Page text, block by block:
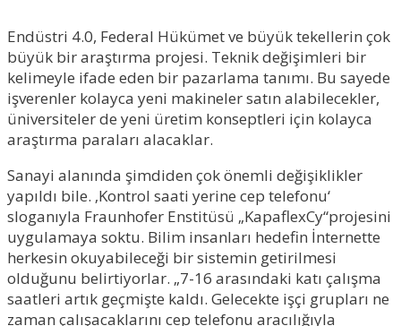
Endüstri 4.0, Federal Hükümet ve büyük tekellerin çok
büyük bir araştırma projesi. Teknik değişimleri bir
kelimeyle ifade eden bir pazarlama tanımı. Bu sayede
işverenler kolayca yeni makineler satın alabilecekler,
üniversiteler de yeni üretim konseptleri için kolayca
araştırma paraları alacaklar.
Sanayi alanında şimdiden çok önemli değişiklikler
yapıldı bile. ‚Kontrol saati yerine cep telefonu‘
sloganıyla Fraunhofer Enstitüsü „KapaflexCy“projesini
uygulamaya soktu. Bilim insanları hedefin İnternette
herkesin okuyabileceği bir sistemin getirilmesi
olduğunu belirtiyorlar. „7-16 arasındaki katı çalışma
saatleri artık geçmişte kaldı. Gelecekte işçi grupları ne
zaman çalışacaklarını cep telefonu aracılığıyla